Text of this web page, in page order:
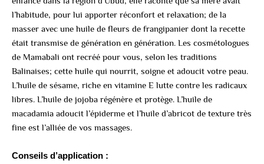
l’habitude, pour lui apporter réconfort et relaxation; de la
masser avec une huile de fleurs de frangipanier dont la recette
était transmise de génération en génération. Les cosmétologues
de Mamabali ont recréé pour vous, selon les traditions
Balinaises; cette huile qui nourrit, soigne et adoucit votre peau.
L’huile de sésame, riche en vitamine E lutte contre les radicaux
libres. L’huile de jojoba régénère et protège. L’huile de
macadamia adoucit l’épiderme et l’huile d’abricot de texture très
fine est l’alliée de vos massages.
Conseils d’application :